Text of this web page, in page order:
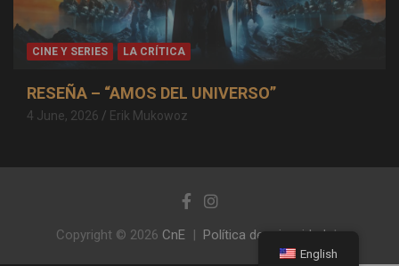
CINE Y SERIES LA CRÍTICA
RESEÑA – “AMOS DEL UNIVERSO”
4 June, 2026 Erik Mukowoz
Copyright © 2026 CnE Política de privacidad
English